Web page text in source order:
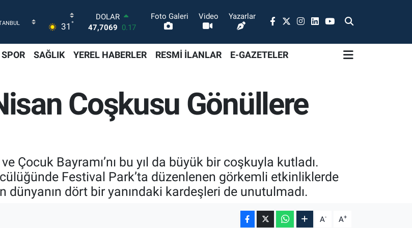
31 °
DOLAR
47,7069 0.17
STERLİN
2.12
BİST100
13.887 64
BITCOIN
Foto Galeri Video Yazarlar
SPOR SAĞLIK YEREL HABERLER RESMİ İLANLAR E-GAZETELER
Coşkusu Gönüllere
Çocuk Bayramı’nı bu yıl da büyük bir coşkuyla kutladı.
Festival Park’ta düzenlenen görkemli etkinliklerde
dünyanın dört bir yanındaki kardeşleri de unutulmadı.
A- A+